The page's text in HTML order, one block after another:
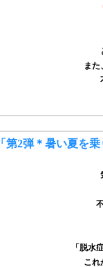
ま
「第2弾＊暑い夏を乗
「脱水
これ